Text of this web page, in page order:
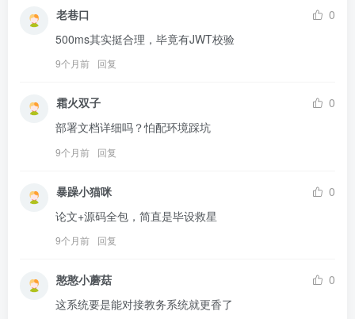
老巷口
0
500ms其实挺合理，毕竟有JWT校验
9个月前 回复
霜火双子
0
部署文档详细吗？怕配环境踩坑
9个月前 回复
暴躁小猫咪
0
论文+源码全包，简直是毕设救星
9个月前 回复
憨憨小蘑菇
0
这系统要是能对接教务系统就更香了